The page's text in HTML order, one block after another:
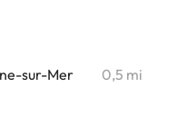
sur-Mer
0,5 mi